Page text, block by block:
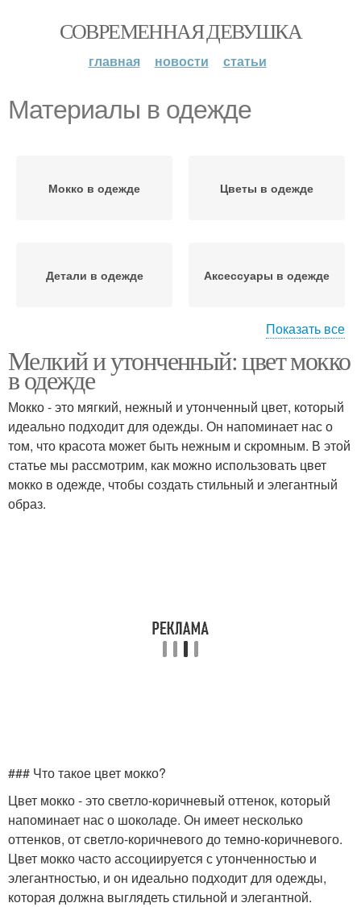
СОВРЕМЕННАЯ ДЕВУШКА
главная новости статьи
Материалы в одежде
Мокко в одежде Цветы в одежде
Детали в одежде Аксессуары в одежде
Стили в одежде
Показать все
Мелкий и утонченный: цвет мокко
в одежде
Мокко - это мягкий, нежный и утонченный цвет, который
идеально подходит для одежды. Он напоминает нас о
том, что красота может быть нежным и скромным. В этой
статье мы рассмотрим, как можно использовать цвет
мокко в одежде, чтобы создать стильный и элегантный
образ.
### Что такое цвет мокко?
Цвет мокко - это светло-коричневый оттенок, который
напоминает нас о шоколаде. Он имеет несколько
оттенков, от светло-коричневого до темно-коричневого.
Цвет мокко часто ассоциируется с утонченностью и
элегантностью, и он идеально подходит для одежды,
которая должна выглядеть стильной и элегантной.